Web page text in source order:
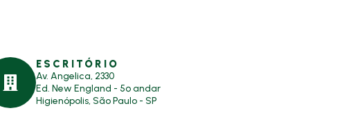
ESCRITÓRIO
Av. Angelica, 2330
Ed. New England - 5º andar
Higienópolis, São Paulo - SP